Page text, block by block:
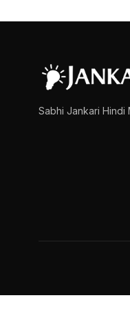
Sabhi Jankari Hindi